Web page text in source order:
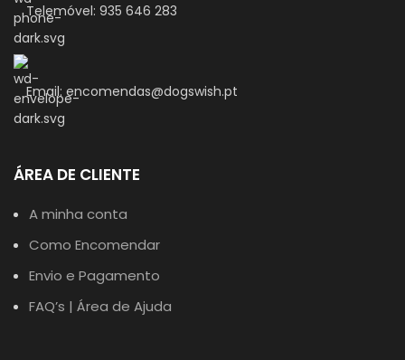
Telemóvel: 935 646 283
Email: encomendas@dogswish.pt
ÁREA DE CLIENTE
A minha conta
Como Encomendar
Envio e Pagamento
FAQ’s | Área de Ajuda